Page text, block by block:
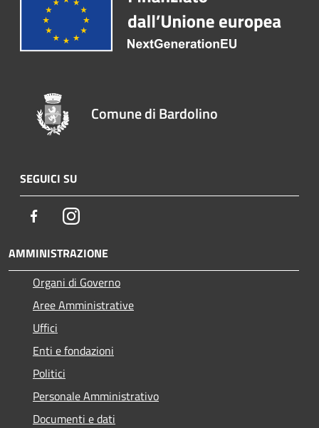
Comune di Bardolino
SEGUICI SU
FacebookInstagram
AMMINISTRAZIONE
Organi di Governo
Aree Amministrative
Uffici
Enti e fondazioni
Politici
Personale Amministrativo
Documenti e dati